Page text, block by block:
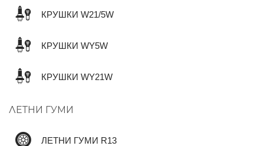
КРУШКИ W21/5W
КРУШКИ WY5W
КРУШКИ WY21W
ЛЕТНИ ГУМИ
ЛЕТНИ ГУМИ R13